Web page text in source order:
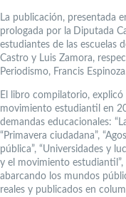
La publicación, presentada
prologada por la
Diputada
estudiantes de las escuelas
Castro y Luis Zamora,
Periodismo, Francis
El libro compilatorio,
movimiento estudiantil en
demandas educacionales:
“Primavera ciudadana”,
pública”, “Universidades y
y el movimiento
abarcando los mundos
reales y publicados en